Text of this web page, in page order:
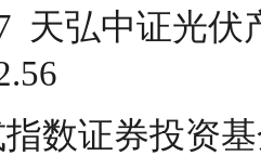
天弘中证光
式指数证券投资